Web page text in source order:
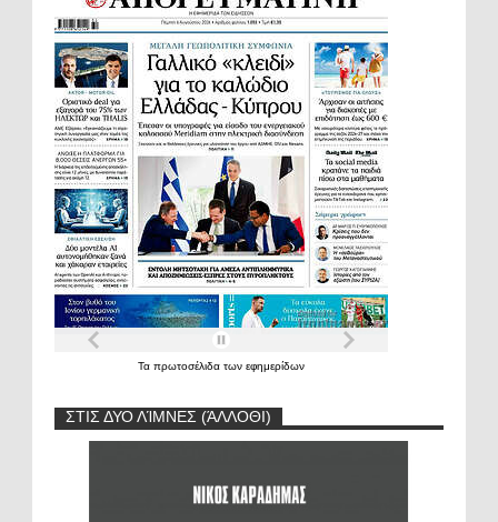
Τα πρωτοσέλιδα των εφημερίδων
ΣΤΙΣ ΔΥΟ ΛΊΜΝΕΣ (ΆΛΛΟΘΙ)